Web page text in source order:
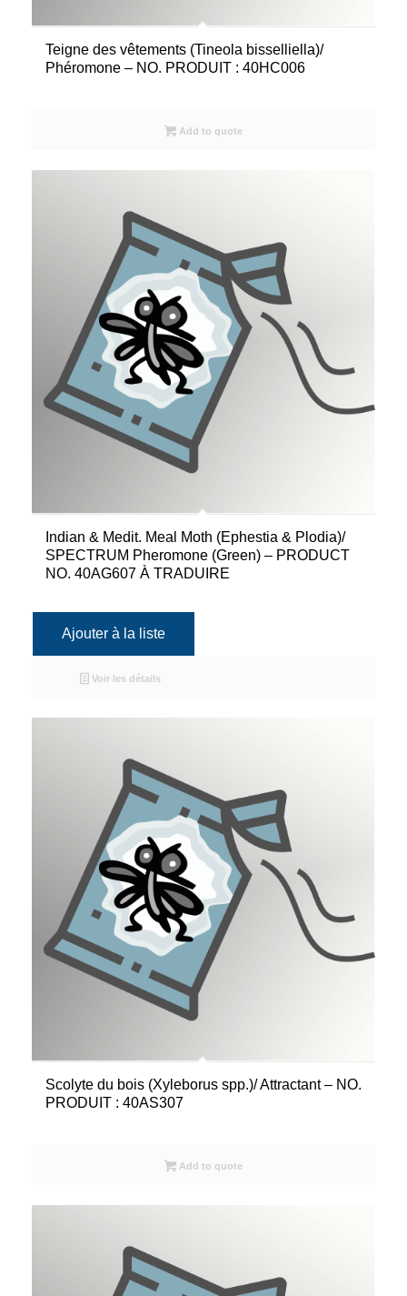
Teigne des vêtements (Tineola bisselliella)/
Phéromone – NO. PRODUIT : 40HC006
Add to quote
Indian & Medit. Meal Moth (Ephestia & Plodia)/
SPECTRUM Pheromone (Green) – PRODUCT
NO. 40AG607 À TRADUIRE
Ajouter à la liste
Voir les détails
Scolyte du bois (Xyleborus spp.)/ Attractant – NO.
PRODUIT : 40AS307
Add to quote